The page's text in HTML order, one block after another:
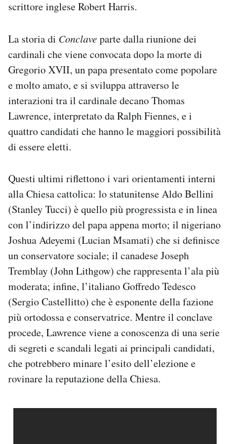
scrittore inglese Robert Harris.
La storia di Conclaveparte dalla riunione dei
cardinali che viene convocata dopo la morte di
Gregorio XVII, un papa presentato come popolare
e molto amato, e si sviluppa attraverso le
interazioni tra il cardinale decano Thomas
Lawrence, interpretato da Ralph Fiennes, e i
quattro candidati che hanno le maggiori possibilità
di essere eletti.
Questi ultimi riflettono i vari orientamenti interni
alla Chiesa cattolica: lo statunitense Aldo Bellini
(Stanley Tucci) è quello più progressista e in linea
con l’indirizzo del papa appena morto; il nigeriano
Joshua Adeyemi (Lucian Msamati) che si definisce
un conservatore sociale; il canadese Joseph
Tremblay (John Lithgow) che rappresenta l’ala più
moderata; infine, l’italiano Goffredo Tedesco
(Sergio Castellitto) che è esponente della fazione
più ortodossa e conservatrice. Mentre il conclave
procede, Lawrence viene a conoscenza di una serie
di segreti e scandali legati ai principali candidati,
che potrebbero minare l’esito dell’elezione e
rovinare la reputazione della Chiesa.